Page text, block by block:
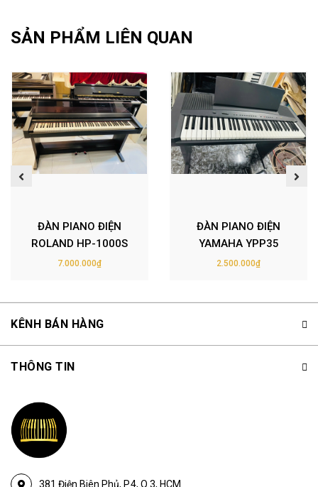
SẢN PHẨM LIÊN QUAN
ĐÀN PIANO ĐIỆN
ROLAND HP-1000S
7.000.000₫
ĐÀN PIANO ĐIỆN
YAMAHA YPP35
2.500.000₫
KÊNH BÁN HÀNG
381 Điện Biên Phủ, P.4, Q.3, HCM
THÔNG TIN